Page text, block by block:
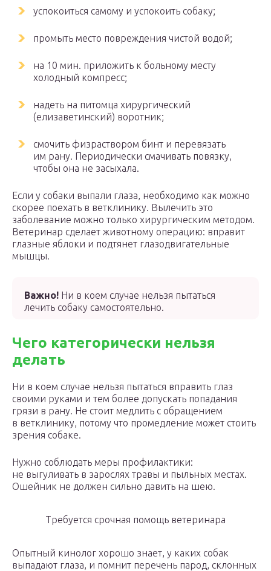
успокоиться самому и успокоить собаку;
промыть место повреждения чистой водой;
на 10 мин. приложить к больному месту
холодный компресс;
надеть на питомца хирургический
(елизаветинский) воротник;
смочить физраствором бинт и перевязать
им рану. Периодически смачивать повязку,
чтобы она не засыхала.
Если у собаки выпали глаза, необходимо как можно
скорее поехать в ветклинику. Вылечить это
заболевание можно только хирургическим методом.
Ветеринар сделает животному операцию: вправит
глазные яблоки и подтянет глазодвигательные
мышцы.
Важно! Ни в коем случае нельзя пытаться
лечить собаку самостоятельно.
Чего категорически нельзя
делать
Ни в коем случае нельзя пытаться вправить глаз
своими руками и тем более допускать попадания
грязи в рану. Не стоит медлить с обращением
в ветклинику, потому что промедление может стоить
зрения собаке.
Нужно соблюдать меры профилактики:
не выгуливать в зарослях травы и пыльных местах.
Ошейник не должен сильно давить на шею.
Требуется срочная помощь ветеринара
Опытный кинолог хорошо знает, у каких собак
выпадают глаза, и помнит перечень парод, склонных